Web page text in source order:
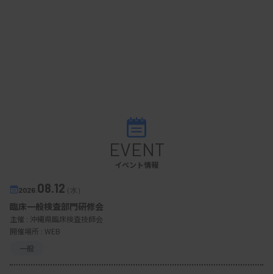
EVENT
イベント情報
2026. 08.12（水）
臨床一般検査部門研修会
主催 : 沖縄県臨床検査技師会
開催場所 : WEB
一般